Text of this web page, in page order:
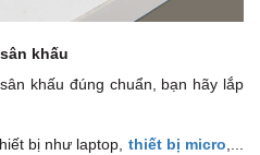
khấu
khấu đúng chuẩn, bạn hãy lắp
bị như laptop, thiết bị micro